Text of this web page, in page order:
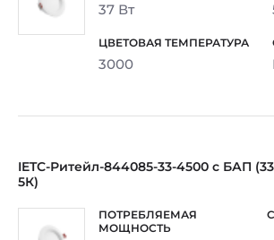
37 Вт
3000
IETC-Ритейл-844085-33-4500 с БАП
5К)